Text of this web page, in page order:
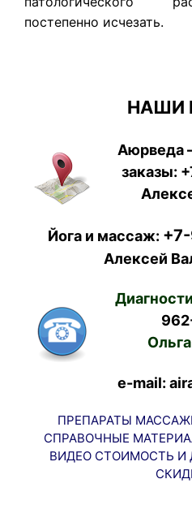
постепенно исчезать.
НАШИ
Аюрведа
заказы:
Йога и массаж:
Алексей
e-mail:
ПРЕПАРАТЫ
СПРАВОЧНЫЕ
ВИДЕО СТОИМОСТЬ И